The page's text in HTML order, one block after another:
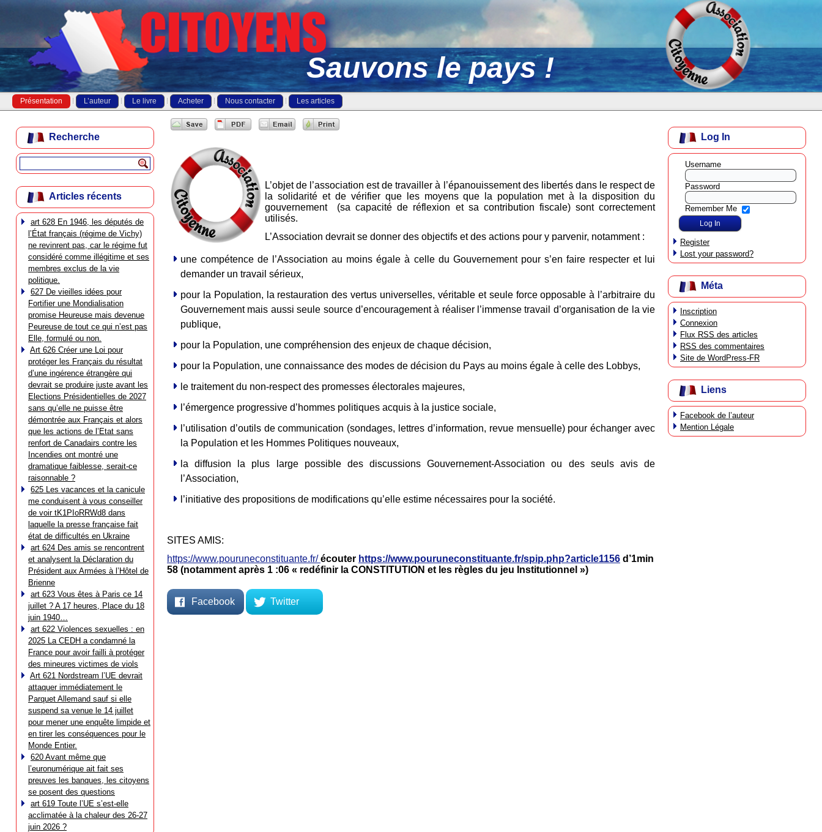
Sauvons le pays !
Présentation L’auteur Le livre Acheter Nous contacter Les articles
Recherche
Articles récents
art 628 En 1946, les députés de
l’État français (régime de Vichy)
ne revinrent pas, car le régime fut
considéré comme illégitime et ses
membres exclus de la vie
politique.
627 De vieilles idées pour
Fortifier une Mondialisation
promise Heureuse mais devenue
Peureuse de tout ce qui n’est pas
Elle, formulé ou non.
Art 626 Créer une Loi pour
protéger les Français du résultat
d’une ingérence étrangère qui
devrait se produire juste avant les
Elections Présidentielles de 2027
sans qu’elle ne puisse être
démontrée aux Français et alors
que les actions de l’Etat sans
renfort de Canadairs contre les
Incendies ont montré une
dramatique faiblesse, serait-ce
raisonnable ?
625 Les vacances et la canicule
me conduisent à vous conseiller
de voir tK1PIoRRWd8 dans
laquelle la presse française fait
état de difficultés en Ukraine
art 624 Des amis se rencontrent
et analysent la Déclaration du
Président aux Armées à l’Hôtel de
Brienne
art 623 Vous êtes à Paris ce 14
juillet ? A 17 heures, Place du 18
juin 1940…
art 622 Violences sexuelles : en
2025 La CEDH a condamné la
France pour avoir failli à protéger
des mineures victimes de viols
Art 621 Nordstream l’UE devrait
attaquer immédiatement le
Parquet Allemand sauf si elle
suspend sa venue le 14 juillet
pour mener une enquête limpide et
en tirer les conséquences pour le
Monde Entier.
620 Avant même que
l’euronumérique ait fait ses
preuves les banques, les citoyens
se posent des questions
art 619 Toute l’UE s’est-elle
acclimatée à la chaleur des 26-27
juin 2026 ?
L’objet de l’association est de travailler à l’épanouissement des libertés dans le respect de
la solidarité et de vérifier que les moyens que la population met à la disposition du
gouvernement (sa capacité de réflexion et sa contribution fiscale) sont correctement
utilisés.
L’Association devrait se donner des objectifs et des actions pour y parvenir, notamment :
une compétence de l’Association au moins égale à celle du Gouvernement pour s’en faire respecter et lui
demander un travail sérieux,
pour la Population, la restauration des vertus universelles, véritable et seule force opposable à l’arbitraire du
Gouvernement mais aussi seule source d’encouragement à réaliser l’immense travail d’organisation de la vie
publique,
pour la Population, une compréhension des enjeux de chaque décision,
pour la Population, une connaissance des modes de décision du Pays au moins égale à celle des Lobbys,
le traitement du non-respect des promesses électorales majeures,
l’émergence progressive d’hommes politiques acquis à la justice sociale,
l’utilisation d’outils de communication (sondages, lettres d’information, revue mensuelle) pour échanger avec
la Population et les Hommes Politiques nouveaux,
la diffusion la plus large possible des discussions Gouvernement-Association ou des seuls avis de
l’Association,
l’initiative des propositions de modifications qu’elle estime nécessaires pour la société.
SITES AMIS:
https://www.pouruneconstituante.fr/écouter https://www.pouruneconstituante.fr/spip.php?article1156 d’1min
58 (notamment après 1 :06 « redéfinir la CONSTITUTION et les règles du jeu Institutionnel »)
Facebook Twitter
Log In
Username
Password
Remember Me
Register
Lost your password?
Méta
Inscription
Connexion
Flux RSS des articles
RSS des commentaires
Site de WordPress-FR
Liens
Facebook de l’auteur
Mention Légale